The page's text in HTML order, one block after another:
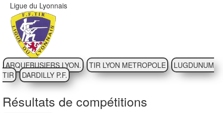
Ligue du Lyonnais
ARQUEBUSIERS LYON. TIR LYON METROPOLE
LUGDUNUM
TIR
DARDILLY P.F.
Résultats de compétitions